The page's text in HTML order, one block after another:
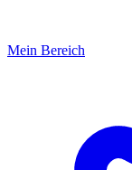
Mein Bereich